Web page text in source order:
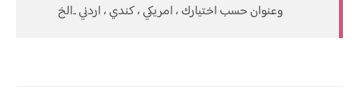
وعنوان حسب اختيارك ، امريكي ، كندي ، اردني ..الخ